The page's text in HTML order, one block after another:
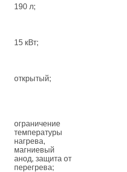
190 л;
15 кВт;
открытый;
ограничение
температуры
нагрева,
магниевый
анод, защита от
перегрева;